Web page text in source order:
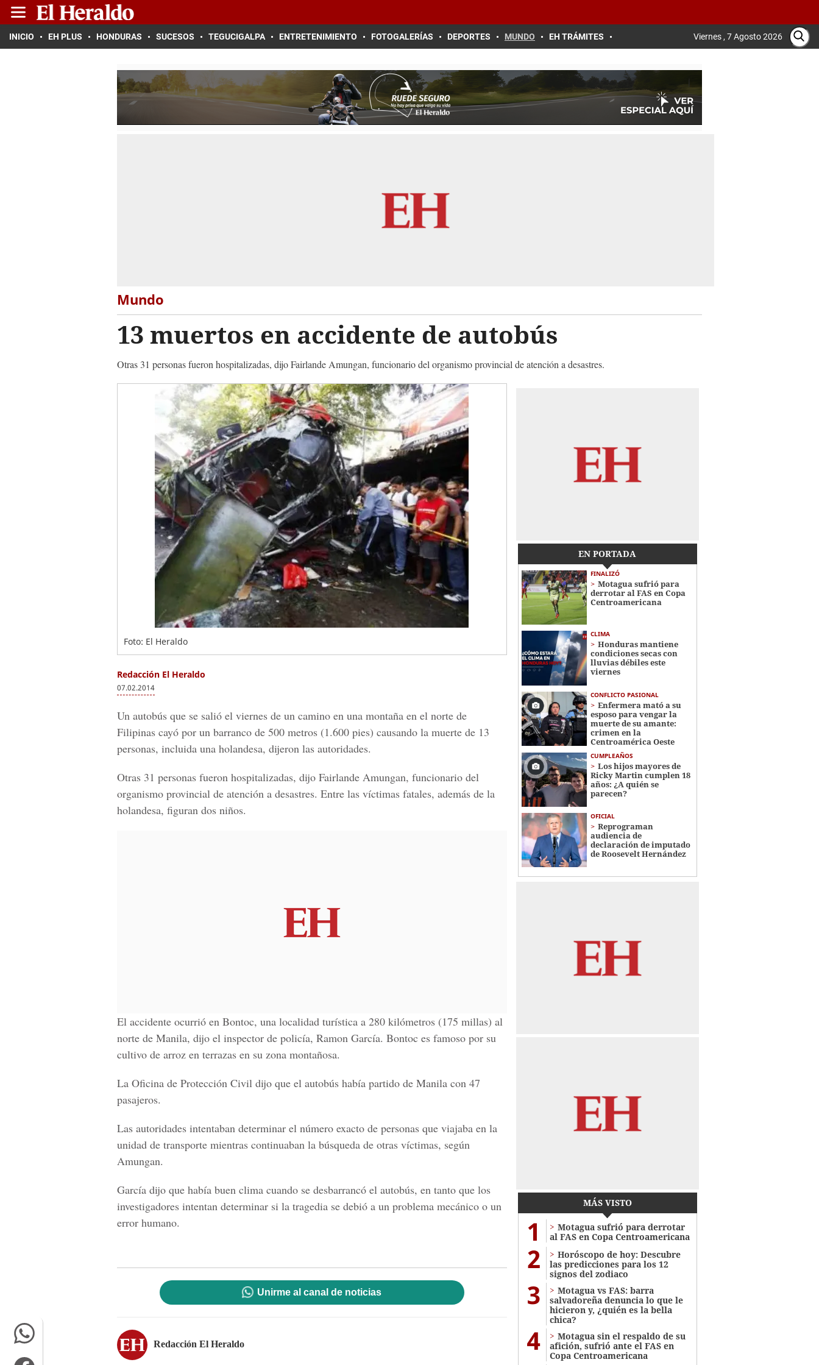
INICIO EH PLUS HONDURAS SUCESOS TEGUCIGALPA ENTRETENIMIENTO FOTOGALERÍAS DEPORTES MUNDO EH TRÁMITES Viernes , 7 Agosto 2026
Mundo
13 muertos en accidente de autobús
Otras 31 personas fueron hospitalizadas, dijo Fairlande Amungan, funcionario del organismo provincial de atención a desastres.
Foto: El Heraldo
Redacción El Heraldo
07.02.2014
Un autobús que se salió el viernes de un camino en una montaña en el norte de
Filipinas cayó por un barranco de 500 metros (1.600 pies) causando la muerte de 13
personas, incluida una holandesa, dijeron las autoridades.
Otras 31 personas fueron hospitalizadas, dijo Fairlande Amungan, funcionario del
organismo provincial de atención a desastres. Entre las víctimas fatales, además de la
holandesa, figuran dos niños.
El accidente ocurrió en Bontoc, una localidad turística a 280 kilómetros (175 millas) al
norte de Manila, dijo el inspector de policía, Ramon García. Bontoc es famoso por su
cultivo de arroz en terrazas en su zona montañosa.
La Oficina de Protección Civil dijo que el autobús había partido de Manila con 47
pasajeros.
Las autoridades intentaban determinar el número exacto de personas que viajaba en la
unidad de transporte mientras continuaban la búsqueda de otras víctimas, según
Amungan.
García dijo que había buen clima cuando se desbarrancó el autobús, en tanto que los
investigadores intentan determinar si la tragedia se debió a un problema mecánico o un
error humano.
Unirme al canal de noticias
Redacción El Heraldo
EN PORTADA
FINALIZÓ
Motagua sufrió para
derrotar al FAS en Copa
Centroamericana
CLIMA
Honduras mantiene
condiciones secas con
lluvias débiles este
viernes
CONFLICTO PASIONAL
Enfermera mató a su
esposo para vengar la
muerte de su amante:
crimen en la
Centroamérica Oeste
CUMPLEAÑOS
Los hijos mayores de
Ricky Martin cumplen 18
años: ¿A quién se
parecen?
OFICIAL
Reprograman
audiencia de
declaración de imputado
de Roosevelt Hernández
MÁS VISTO
1
Motagua sufrió para derrotar
al FAS en Copa Centroamericana
2
Horóscopo de hoy: Descubre
las predicciones para los 12
signos del zodiaco
3
Motagua vs FAS: barra
salvadoreña denuncia lo que le
hicieron y, ¿quién es la bella
chica?
4
Motagua sin el respaldo de su
afición, sufrió ante el FAS en
Copa Centroamericana